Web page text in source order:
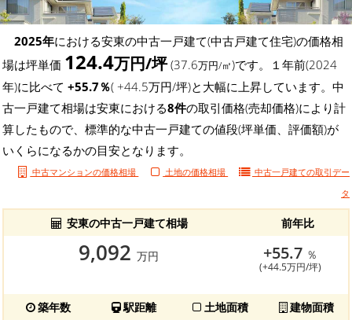
2025年における安東の中古一戸建て(中古戸建て住宅)の価格相
場は坪単価 124.4万円/坪(37.6万円/㎡)です。１年前(2024
年)に比べて +55.7％( +44.5万円/坪)と大幅に上昇しています。中
古一戸建て相場は安東における8件の取引価格(売却価格)により計
算したもので、標準的な中古一戸建ての値段(坪単価、評価額)が
いくらになるかの目安となります。
中古マンションの価格相場 土地の価格相場 中古一戸建ての取引デー
タ
安東の中古一戸建て相場 前年比
9,092 万円 +55.7 ％
(+44.5万円/坪)
築年数 駅距離 土地面積 建物面積